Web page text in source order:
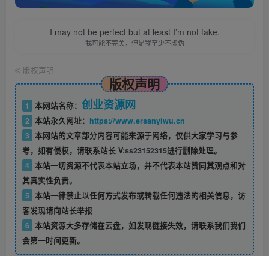
I may not be perfect but at least I’m not fake.
我可能不完美，但是我至少不虚伪
© 版权声明
版权声明
1 本网站名称： 创业资源网
2 本站永久网址： https://www.ersanyiwu.cn
3 本网站的文章部分内容可能来源于网络，仅供大家学习与参
考，如有侵权，请联系站长 V:ss23152315进行删除处理。
4 本站一切资源不代表本站立场，并不代表本站赞同其观点和对
其真实性负责。
5 本站一律禁止以任何方式发布或转载任何违法的相关信息，访
客发现请向站长举报
6 本站资源大多存储在云盘，如发现链接失效，请联系我们我们
会第一时间更新。